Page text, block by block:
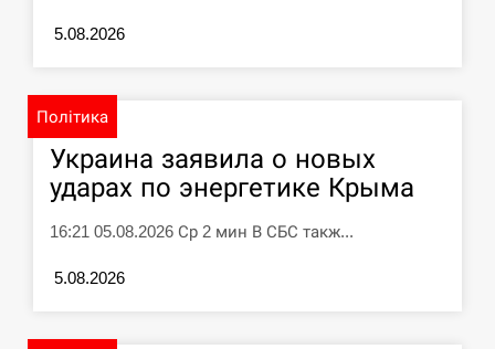
СЕРПЕНЬ
переправу, склады и другие важные
объекты…
СЕРПЕНЬ
У США зафіксували рекордний спалах
тисяч…
5.08.2026
Політика
Украина заявила о новых
ударах по энергетике Крыма
16:21 05.08.2026 Ср 2 мин В СБС такж...
5.08.2026